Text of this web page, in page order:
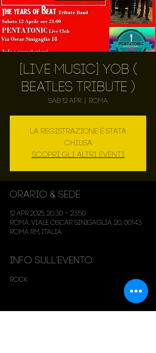
[Live Music] YOB (
Beatles Tribute )
sab 12 apr Roma
La registrazione è stata
chiusa
Scopri gli altri eventi
Orario & Sede
12 apr 2025, 20:30 – 23:50
Roma, Viale Oscar Sinigaglia, 20, 00143
Roma RM, Italia
Info sull'evento
Rock